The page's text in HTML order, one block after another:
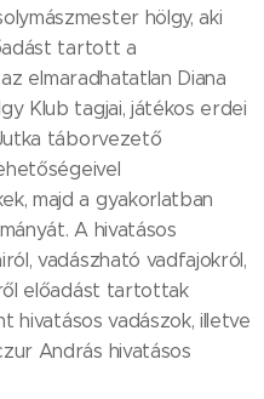
hölgy, aki
tartott a
elmaradhatatlan Diana
Klub tagjai, játékos erdei
táborvezető
majd a gyakorlatban
A hivatásos
vadászható vadfajokról,
előadást tartottak
hivatásos vadászok, illetve
András hivatásos